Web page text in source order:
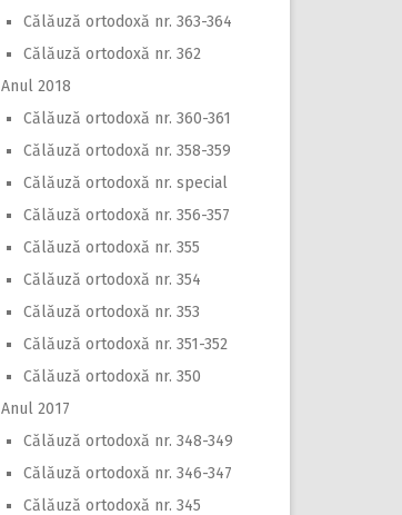
Călăuză ortodoxă nr. 363-364
Călăuză ortodoxă nr. 362
Anul 2018
Călăuză ortodoxă nr. 360-361
Călăuză ortodoxă nr. 358-359
Călăuză ortodoxă nr. special
Călăuză ortodoxă nr. 356-357
Călăuză ortodoxă nr. 355
Călăuză ortodoxă nr. 354
Călăuză ortodoxă nr. 353
Călăuză ortodoxă nr. 351-352
Călăuză ortodoxă nr. 350
Anul 2017
Călăuză ortodoxă nr. 348-349
Călăuză ortodoxă nr. 346-347
Călăuză ortodoxă nr. 345